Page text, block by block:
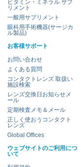
ビタミン・ミネラル サプ
リメント
一般用サプリメント
眼科用手術機器(サージカ
ル製品)
お客様サポート
お問い合わせ
よくある質問
コンタクトレンズ 取扱い
施設検索
レンズ交換日お知らせメ
ール
定期検査メモ＆メール
正しく使おうコンタクト
レンズ
Global Offices
ウェブサイトのご利用につ
いて